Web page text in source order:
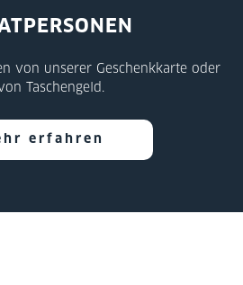
von unserer Geschenkkarte oder
Taschengeld.
erfahren